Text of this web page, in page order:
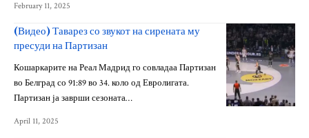
February 11, 2025
(Видео) Таварез со звукот на сирената му
пресуди на Партизан
Кошаркарите на Реал Мадрид го совладаа Партизан
во Белград со 91:89 во 34. коло од Евролигата.
Партизан ја заврши сезоната…
April 11, 2025